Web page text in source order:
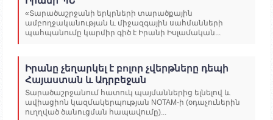
«Տարածաշրջանի երկրների տարածքային
ամբողջականության և միջազգային սահմանների
պահպանումը կարմիր գիծ է Իրանի Իսլամական...
Իրանը չեղարկել է բոլոր չվերթները դեպի
Հայաստան և Ադրբեջան
Տարածաշրջանում հատուկ պայմաններից ելնելով և
ավիացիոն կազմակերպության NOTAM-ի (օդաչուներին
ուղղված ծանուցման հապավումը)...